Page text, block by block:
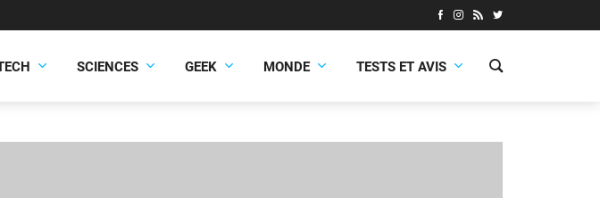
SCIENCES GEEK MONDE TESTS ET AVIS